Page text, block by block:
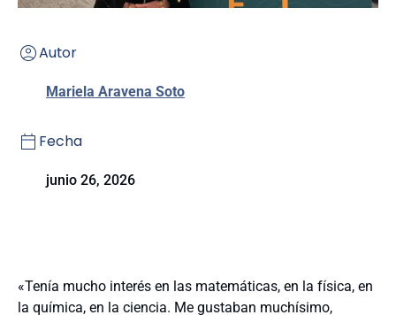
Autor
Mariela Aravena Soto
Fecha
junio 26, 2026
«Tenía mucho interés en las matemáticas, en la física, en
la química, en la ciencia. Me gustaban muchísimo,